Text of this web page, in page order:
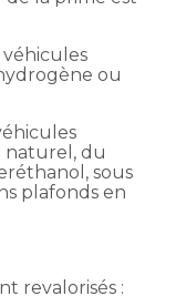
véhicules
ou
naturel, du
sous
plafonds en
revalorisés :